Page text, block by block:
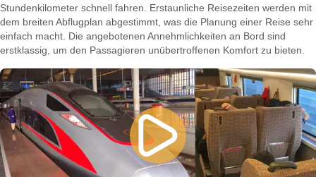
Stundenkilometer schnell fahren. Erstaunliche Reisezeiten werden mit
dem breiten Abflugplan abgestimmt, was die Planung einer Reise sehr
einfach macht. Die angebotenen Annehmlichkeiten an Bord sind
erstklassig, um den Passagieren unübertroffenen Komfort zu bieten.